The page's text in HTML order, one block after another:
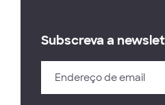
Subscreva a